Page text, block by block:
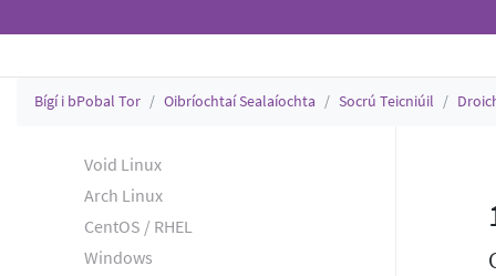
Bígí i bPobal Tor Oibríochtaí Sealaíochta Socrú Teicniúil
Void Linux
Arch Linux
CentOS / RHEL
Windows